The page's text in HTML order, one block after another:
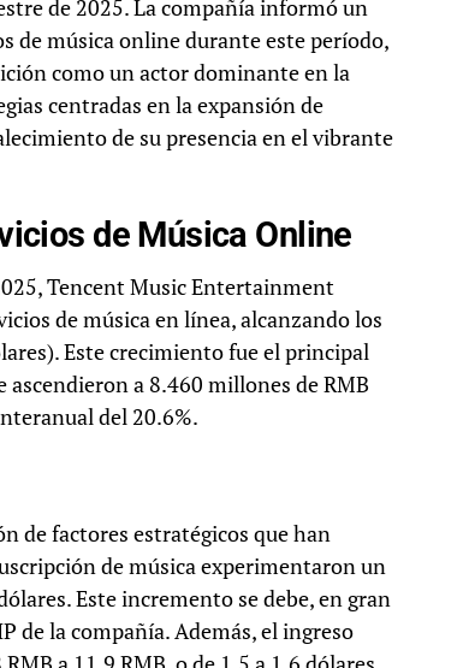
de 2025. La compañía informó un
de música online durante este período,
como un actor dominante en la
centradas en la expansión de
de su presencia en el vibrante
de Música Online
Tencent Music Entertainment
de música en línea, alcanzando los
Este crecimiento fue el principal
a 8.460 millones de RMB
del 20.6%.
de factores estratégicos que han
de música experimentaron un
Este incremento se debe, en gran
de la compañía. Además, el ingreso